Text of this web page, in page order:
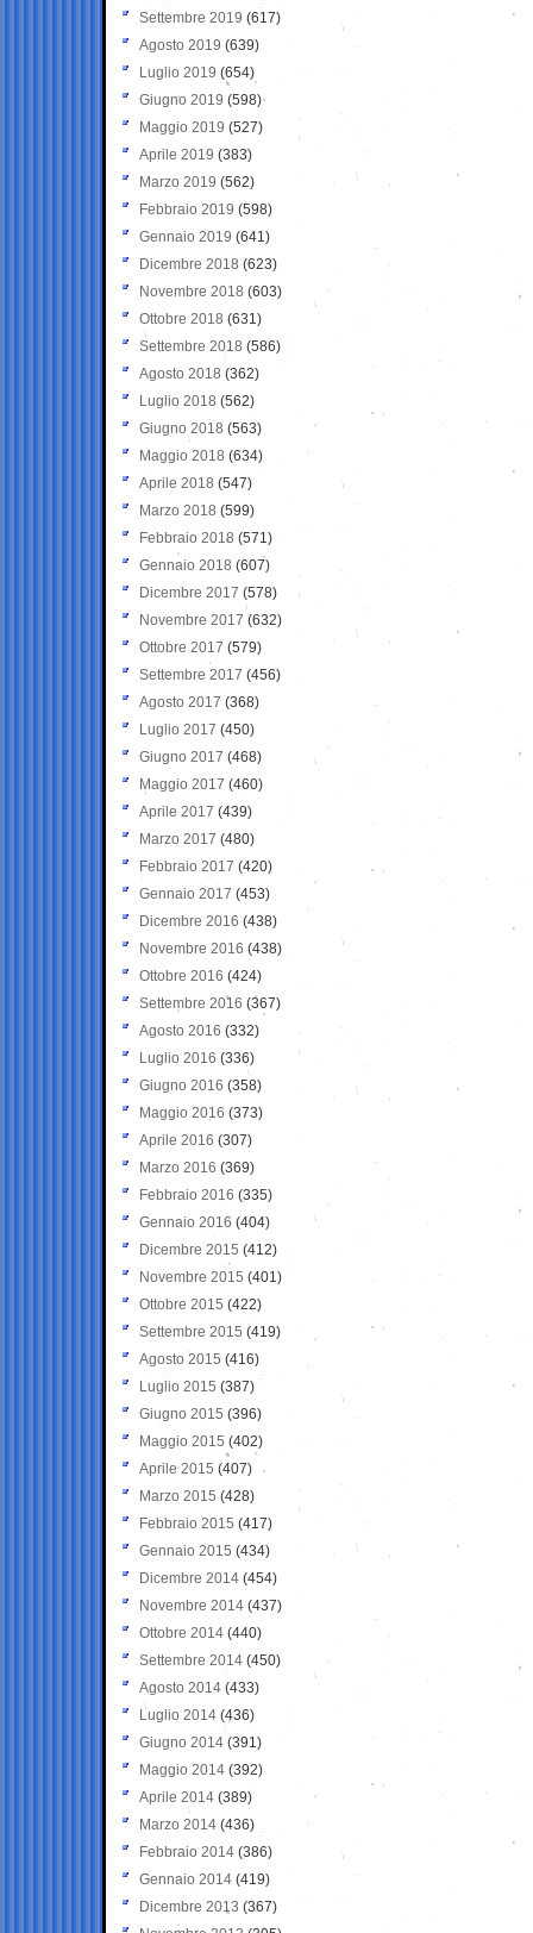
Settembre 2019 (617)
Agosto 2019 (639)
Luglio 2019 (654)
Giugno 2019 (598)
Maggio 2019 (527)
Aprile 2019 (383)
Marzo 2019 (562)
Febbraio 2019 (598)
Gennaio 2019 (641)
Dicembre 2018 (623)
Novembre 2018 (603)
Ottobre 2018 (631)
Settembre 2018 (586)
Agosto 2018 (362)
Luglio 2018 (562)
Giugno 2018 (563)
Maggio 2018 (634)
Aprile 2018 (547)
Marzo 2018 (599)
Febbraio 2018 (571)
Gennaio 2018 (607)
Dicembre 2017 (578)
Novembre 2017 (632)
Ottobre 2017 (579)
Settembre 2017 (456)
Agosto 2017 (368)
Luglio 2017 (450)
Giugno 2017 (468)
Maggio 2017 (460)
Aprile 2017 (439)
Marzo 2017 (480)
Febbraio 2017 (420)
Gennaio 2017 (453)
Dicembre 2016 (438)
Novembre 2016 (438)
Ottobre 2016 (424)
Settembre 2016 (367)
Agosto 2016 (332)
Luglio 2016 (336)
Giugno 2016 (358)
Maggio 2016 (373)
Aprile 2016 (307)
Marzo 2016 (369)
Febbraio 2016 (335)
Gennaio 2016 (404)
Dicembre 2015 (412)
Novembre 2015 (401)
Ottobre 2015 (422)
Settembre 2015 (419)
Agosto 2015 (416)
Luglio 2015 (387)
Giugno 2015 (396)
Maggio 2015 (402)
Aprile 2015 (407)
Marzo 2015 (428)
Febbraio 2015 (417)
Gennaio 2015 (434)
Dicembre 2014 (454)
Novembre 2014 (437)
Ottobre 2014 (440)
Settembre 2014 (450)
Agosto 2014 (433)
Luglio 2014 (436)
Giugno 2014 (391)
Maggio 2014 (392)
Aprile 2014 (389)
Marzo 2014 (436)
Febbraio 2014 (386)
Gennaio 2014 (419)
Dicembre 2013 (367)